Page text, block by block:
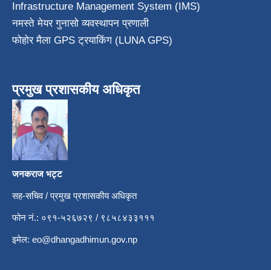
Infrastructure Management System (IMS)
नमस्ते मेयर गुनासो व्यवस्थापन प्रणाली
फोहोर मैला GPS ट्रयाकिंग (LUNA GPS)
प्रमुख प्रशासकीय अधिकृत
जनकराज भट्ट
सह-सचिव / प्रमुख प्रशासकीय अधिकृत
फोन नं.: ०९१-५२६७२९ / ९८५८४३३१११
इमेल: eo@dhangadhimun.gov.np